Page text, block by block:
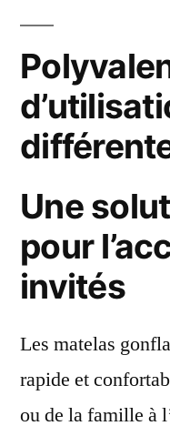
Une
pour
invités
Les matelas
rapide et
ou de la famille à